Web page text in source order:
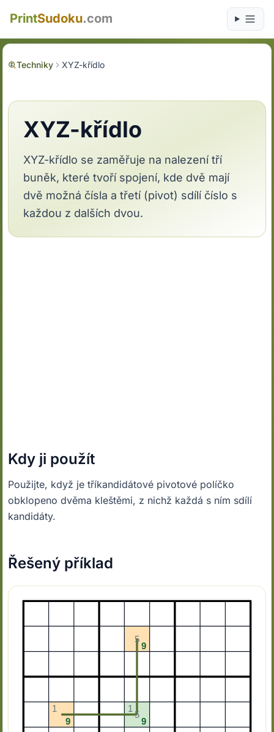
PrintSudoku.com
Techniky XYZ-křídlo
XYZ-křídlo
XYZ-křídlo se zaměřuje na nalezení tří
buněk, které tvoří spojení, kde dvě mají
dvě možná čísla a třetí (pivot) sdílí číslo s
každou z dalších dvou.
Kdy ji použít
Použijte, když je tříkandidátové pivotové políčko
obklopeno dvěma kleštěmi, z nichž každá s ním sdílí
kandidáty.
Řešený příklad